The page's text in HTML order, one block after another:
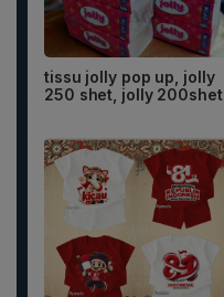
tissu jolly pop up, jolly
250 shet, jolly 200shet